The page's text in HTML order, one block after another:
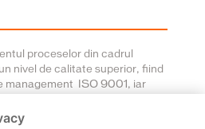
proceselor din cadrul
nivel de calitate superior, fiind
management ISO 9001, iar